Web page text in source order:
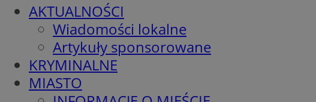
AKTUALNOŚCI
Wiadomości lokalne
Artykuły sponsorowane
KRYMINALNE
MIASTO